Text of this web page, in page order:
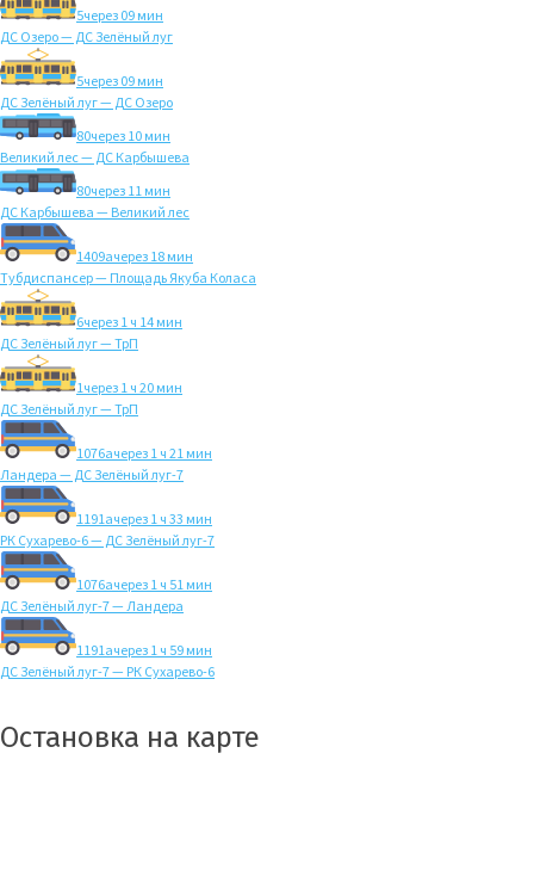
5через 09 мин
ДС Озеро — ДС Зелёный луг
5через 09 мин
ДС Зелёный луг — ДС Озеро
80через 10 мин
Великий лес — ДС Карбышева
80через 11 мин
ДС Карбышева — Великий лес
1409ачерез 18 мин
Тубдиспансер — Площадь Якуба Коласа
6через 1 ч 14 мин
ДС Зелёный луг — ТрП
1через 1 ч 20 мин
ДС Зелёный луг — ТрП
1076ачерез 1 ч 21 мин
Ландера — ДС Зелёный луг-7
1191ачерез 1 ч 33 мин
РК Сухарево-6 — ДС Зелёный луг-7
1076ачерез 1 ч 51 мин
ДС Зелёный луг-7 — Ландера
1191ачерез 1 ч 59 мин
ДС Зелёный луг-7 — РК Сухарево-6
Остановка на карте